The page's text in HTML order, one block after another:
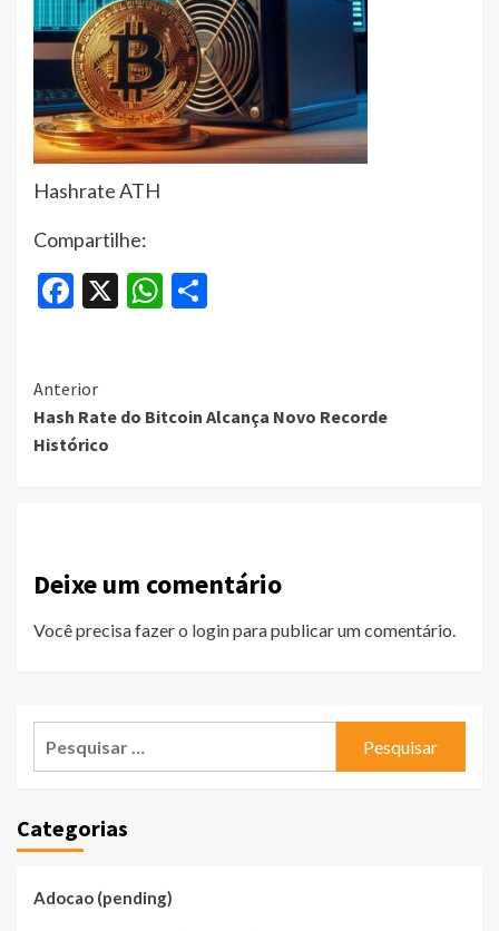
Hashrate ATH
Compartilhe:
Facebook
X WhatsApp
Continue
Reading
Anterior
Hash Rate do Bitcoin Alcança Novo Recorde
Histórico
Deixe um comentário
Você precisa fazer o loginpara publicar um comentário.
Categorias
Adocao (pending)